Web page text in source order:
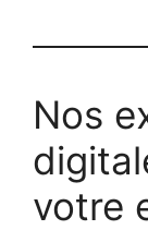
Nos
votre